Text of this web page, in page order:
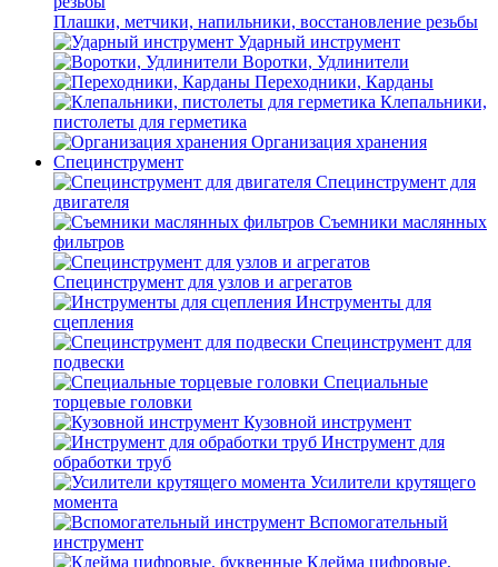
Плашки, метчики, напильники, восстановление резьбы
Ударный инструмент
Воротки, Удлинители
Переходники, Карданы
Клепальники,
пистолеты для герметика
Организация хранения
Специнструмент
Специнструмент для
двигателя
Съемники маслянных
фильтров
Специнструмент для узлов и агрегатов
Инструменты для
сцепления
Специнструмент для
подвески
Специальные
торцевые головки
Кузовной инструмент
Инструмент для
обработки труб
Усилители крутящего
момента
Вспомогательный
инструмент
Клейма цифровые,